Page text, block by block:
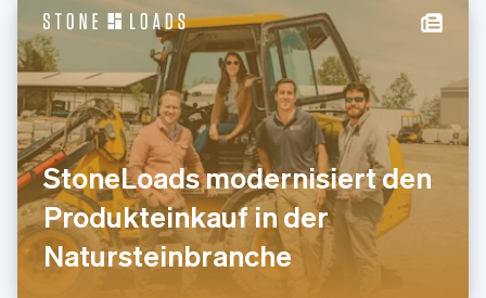
StoneLoads modernisiert den
Produkteinkauf in der
Natursteinbranche
Kanada
EnglishFrançais
EnglishItaliano
Lettland
English
Liechtenstein
DeutschEnglish
Litauen
English
Luxemburg
FrançaisDeutsch English
Malaysia